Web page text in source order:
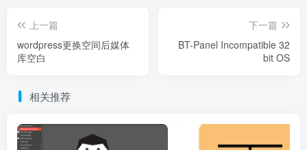
上一篇
wordpress更换空间后媒体
库空白
下一篇
BT-Panel Incompatible 32
bit OS
相关推荐